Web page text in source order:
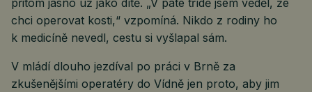
přitom jasno už jako dítě. „V páté třídě jsem věděl, že
chci operovat kosti,“ vzpomíná. Nikdo z rodiny ho
k medicíně nevedl, cestu si vyšlapal sám.
V mládí dlouho jezdíval po práci v Brně za
zkušenějšími operatéry do Vídně jen proto, aby jim